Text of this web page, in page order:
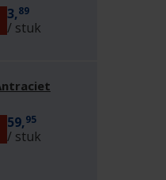
3,89
/ stuk
59,95
/ stuk